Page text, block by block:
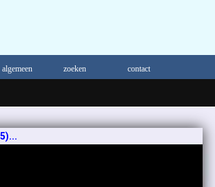
algemeen zoeken contact